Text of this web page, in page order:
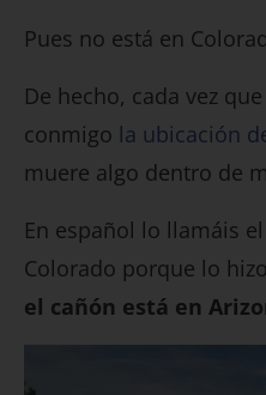
Pues no está en
De hecho, cada vez
conmigo la ubicación
muere algo dentro de
En español lo llamáis
Colorado porque lo
el cañón está en